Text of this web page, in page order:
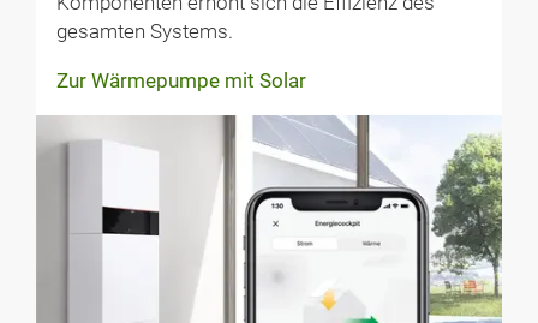
gesamten Systems.
Zur Wärmepumpe mit Solar